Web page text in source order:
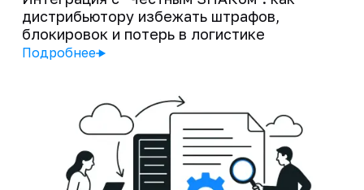
дистрибьютору избежать штрафов,
блокировок и потерь в логистике
Подробнее